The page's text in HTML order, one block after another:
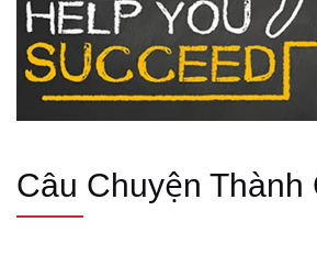
Câu Chuyện Thành